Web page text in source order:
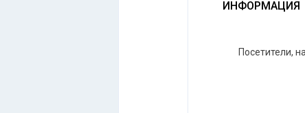
ИНФОРМАЦИЯ
Посетители,